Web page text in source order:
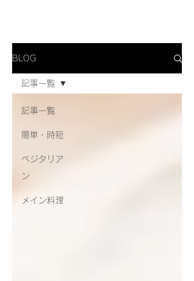
BLOG
記事一覧
簡単・時短
ベジタリア
ン
メイン料理
記事一覧